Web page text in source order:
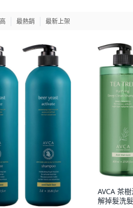
最熱銷 最新上架
AVCA 茶
解掉髮洗